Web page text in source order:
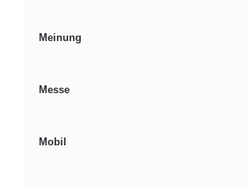
Meinung
Messe
Mobil